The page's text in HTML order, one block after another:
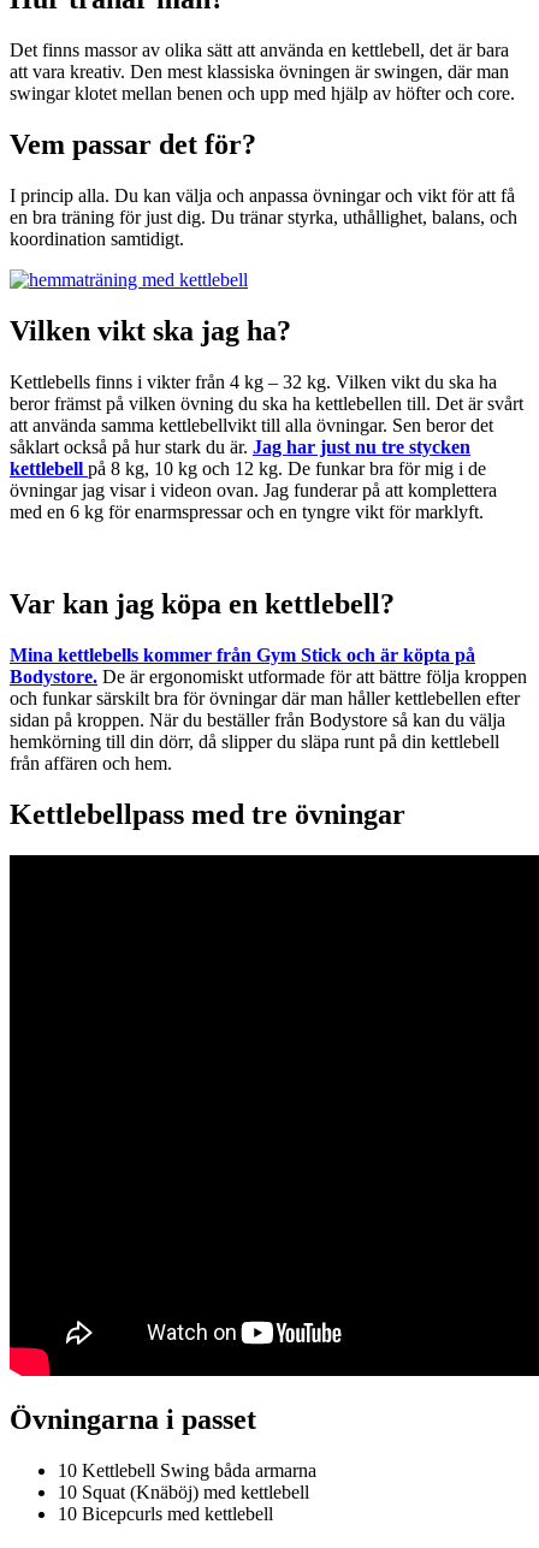
Det finns massor av olika sätt att använda en kettlebell, det är bara
att vara kreativ. Den mest klassiska övningen är swingen, där man
swingar klotet mellan benen och upp med hjälp av höfter och core.
Vem passar det för?
I princip alla. Du kan välja och anpassa övningar och vikt för att få
en bra träning för just dig. Du tränar styrka, uthållighet, balans, och
koordination samtidigt.
Vilken vikt ska jag ha?
Kettlebells finns i vikter från 4 kg – 32 kg. Vilken vikt du ska ha
beror främst på vilken övning du ska ha kettlebellen till. Det är svårt
att använda samma kettlebellvikt till alla övningar. Sen beror det
såklart också på hur stark du är. Jag har just nu tre stycken
kettlebell på 8 kg, 10 kg och 12 kg. De funkar bra för mig i de
övningar jag visar i videon ovan. Jag funderar på att komplettera
med en 6 kg för enarmspressar och en tyngre vikt för marklyft.
Var kan jag köpa en kettlebell?
Mina kettlebells kommer från Gym Stick och är köpta på
Bodystore. De är ergonomiskt utformade för att bättre följa kroppen
och funkar särskilt bra för övningar där man håller kettlebellen efter
sidan på kroppen. När du beställer från Bodystore så kan du välja
hemkörning till din dörr, då slipper du släpa runt på din kettlebell
från affären och hem.
Kettlebellpass med tre övningar
Övningarna i passet
10 Kettlebell Swing båda armarna
10 Squat (Knäböj) med kettlebell
10 Bicepcurls med kettlebell